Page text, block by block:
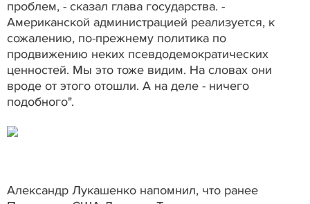
проблем, - сказал глава государства. -
Американской администрацией реализуется, к
сожалению, по-прежнему политика по
продвижению неких псевдодемократических
ценностей. Мы это тоже видим. На словах они
вроде от этого отошли. А на деле - ничего
подобного".
Александр Лукашенко напомнил, что ранее